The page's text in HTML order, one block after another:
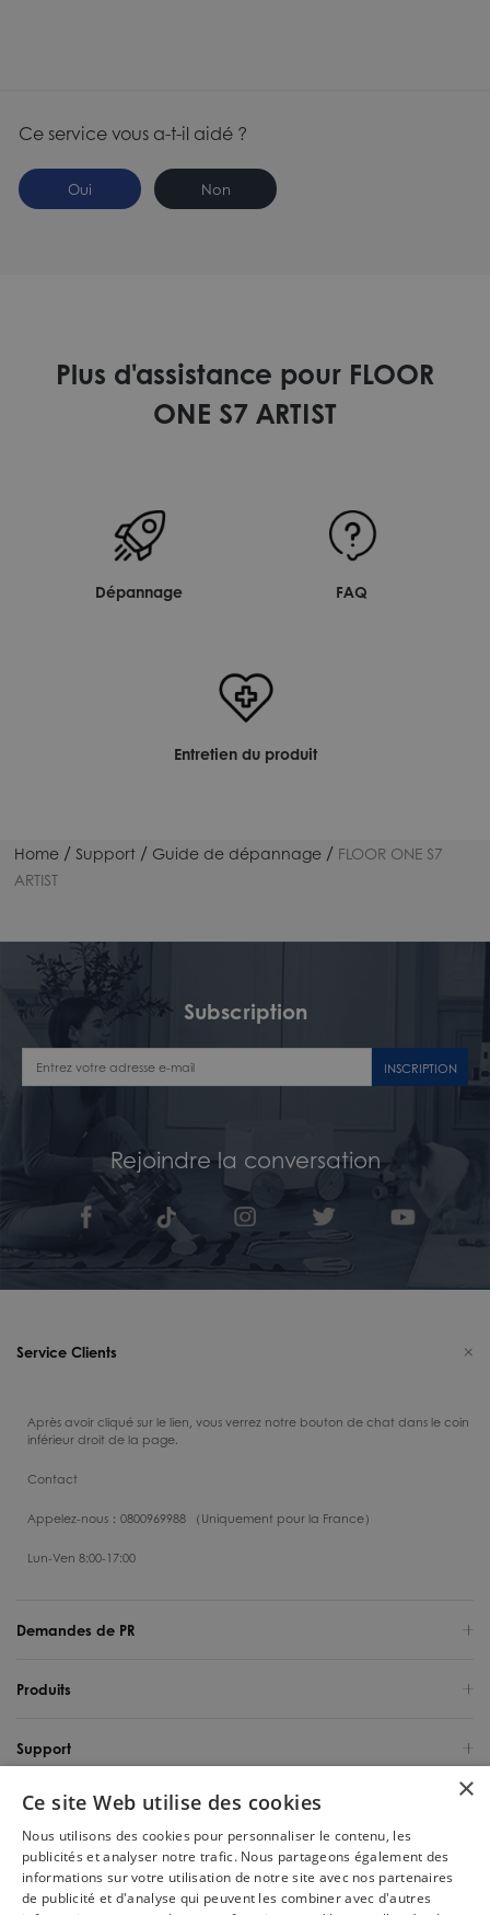
Ce service vous a-t-il aidé ?
Oui Non
Plus d'assistance pour FLOOR
ONE S7 ARTIST
Dépannage FAQ
Entretien du produit
Home / Support / Guide de dépannage / FLOOR ONE S7
ARTIST
Subscription
INSCRIPTION
Rejoindre la conversation
Service Clients
Après avoir cliqué sur le lien, vous verrez notre bouton de chat dans le coin
inférieur droit de la page.
Contact
Appelez-nous：0800969988 （Uniquement pour la France）
Lun-Ven 8:00-17:00
Demandes de PR
Produits
Support
Qui sommes-nous
France / Français
Copyright 2025 Tineco Intelligent Germany GmbH. Tous les droits sont
×
Ce site Web utilise des cookies
Nous utilisons des cookies pour personnaliser le contenu, les
publicités et analyser notre trafic. Nous partageons également des
informations sur votre utilisation de notre site avec nos partenaires
de publicité et d'analyse qui peuvent les combiner avec d'autres